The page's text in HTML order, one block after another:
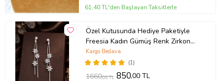
61,40 TL'den Başlayan Taksitlerle
Özel Kutusunda Hediye Paketiyle
Freesia Kadın Gümüş Renk Zirkon
Taşlı Abiye Düğün Nişan Söz Parti
Davet Hediye Küpe
(1)
Kargo Bedava
1660,00 TL 850,00 TL